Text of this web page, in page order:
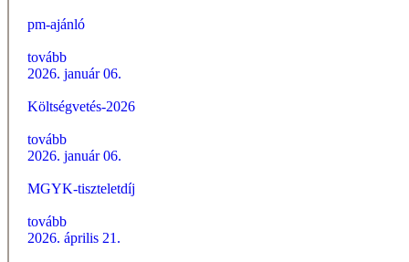
pm-ajánló
tovább
2026. január 06.
Költségvetés-2026
tovább
2026. január 06.
MGYK-tiszteletdíj
tovább
2026. április 21.